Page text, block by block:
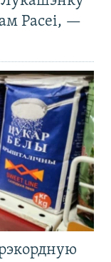
Расеі, —